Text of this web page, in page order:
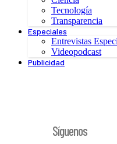
Tecnología
Transparencia
Especiales
Entrevistas
Videopodcast
Publicidad
Síguenos